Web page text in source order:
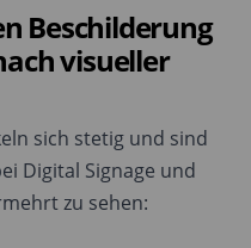
Beschilderung
visueller
sich stetig und sind
Digital Signage und
zu sehen: